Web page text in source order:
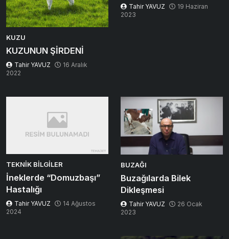
KUZU
KUZUNUN ŞİRDENİ
Tahir YAVUZ
16 Aralık
2022
Tahir YAVUZ
19 Haziran
2023
TEKNIK BILGILER
İneklerde “Domuzbaşı”
Hastalığı
Tahir YAVUZ
14 Ağustos
2024
BUZAĞI
Buzağılarda Bilek
Dikleşmesi
Tahir YAVUZ
26 Ocak
2023